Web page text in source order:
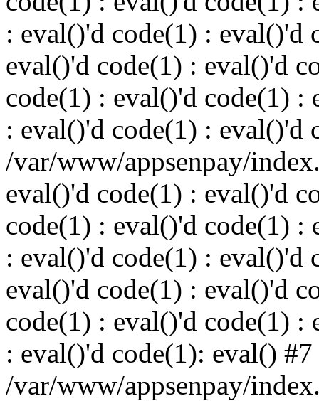
: eval()'d code(1) : eval()'d
eval()'d code(1) : eval()'d
code(1) : eval()'d code(1) :
: eval()'d code(1) : eval()'d
/var/www/appsenpay/
eval()'d code(1) : eval()'d
code(1) : eval()'d code(1) :
: eval()'d code(1) : eval()'d
eval()'d code(1) : eval()'d
code(1) : eval()'d code(1) :
: eval()'d code(1): eval() #7
/var/www/appsenpay/